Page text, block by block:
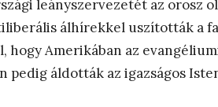
leányszervezetét az orosz
álhírekkel uszították a
hogy Amerikában az
pedig áldották az igazságos